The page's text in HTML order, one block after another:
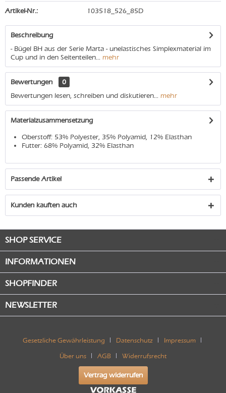
Artikel-Nr.: 103518_526_85D
Beschreibung
- Bügel BH aus der Serie Marta - unelastisches Simplexmaterial im
Cup und in den Seitenteilen... mehr
Bewertungen
0
Bewertungen lesen, schreiben und diskutieren... mehr
Materialzusammensetzung
Oberstoff: 53% Polyester, 35% Polyamid, 12% Elasthan
Futter: 68% Polyamid, 32% Elasthan
Passende Artikel
Kunden kauften auch
SHOP SERVICE
INFORMATIONEN
SHOPFINDER
NEWSLETTER
Gesetzliche Gewährleistung Datenschutz Impressum
Über uns AGB Widerrufsrecht
Vertrag widerrufen